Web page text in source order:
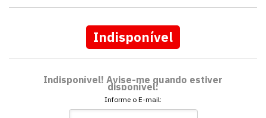
Indisponível
Indisponível! Avise-me quando estiver
disponível:
Informe o E-mail: